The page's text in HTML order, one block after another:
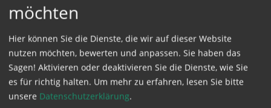
GESCHÜTZTER BEREICH
Bitte melden Sie sich mit Ihrem Benutzernamen
und Passwort an.
möchten
Hier können Sie die Dienste, die wir auf dieser Website
nutzen möchten, bewerten und anpassen. Sie haben das
Sagen! Aktivieren oder deaktivieren Sie die Dienste, wie Sie
es für richtig halten. Um mehr zu erfahren, lesen Sie bitte
unsere Datenschutzerklärung.